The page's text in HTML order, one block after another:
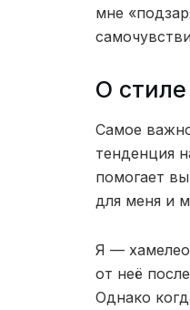
мне
О стиле
Самое
тенденция
помогает
для меня и
Я —
от неё
Однако